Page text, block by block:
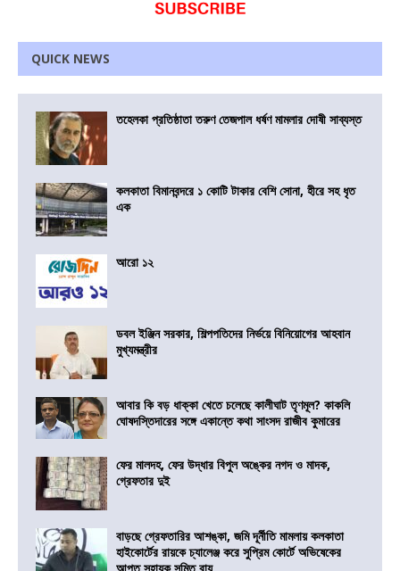
QUICK NEWS
তহেলকা প্রতিষ্ঠাতা তরুণ তেজপাল ধর্ষণ মামলার দোষী সাব্যস্ত
কলকাতা বিমানবন্দরে ১ কোটি টাকার বেশি সোনা, হীরে সহ ধৃত
এক
আরো ১২
ডবল ইঞ্জিন সরকার, শিল্পপতিদের নির্ভয়ে বিনিয়োগের আহবান
মুখ্যমন্ত্রীর
আবার কি বড় ধাক্কা খেতে চলেছে কালীঘাট তৃণমূল? কাকলি
ঘোষদস্তিদারের সঙ্গে একান্তে কথা সাংসদ রাজীব কুমারের
ফের মালদহ, ফের উদ্ধার বিপুল অঙ্কের নগদ ও মাদক,
গ্রেফতার দুই
বাড়ছে গ্রেফতারির আশঙ্কা, জমি দূর্নীতি মামলায় কলকাতা
হাইকোর্টের রায়কে চ্যালেঞ্জ করে সুপ্রিম কোর্টে অভিষেকের